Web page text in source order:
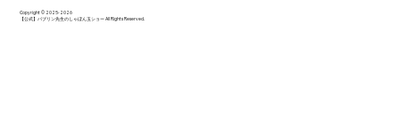
Copyright © 2025-2026
【公式】バブリン先生のしゃぼん玉ショー All Rights Reserved.